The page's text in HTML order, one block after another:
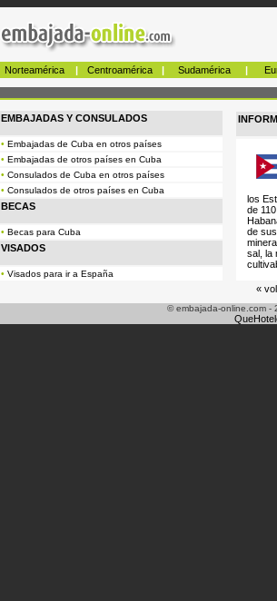
Norteamérica | Centroamérica | Sudamérica |
EMBAJADAS Y CONSULADOS
• Embajadas de Cuba en otros países
• Embajadas de otros países en Cuba
• Consulados de Cuba en otros países
• Consulados de otros países en Cuba
BECAS
• Becas para Cuba
VISADOS
• Visados para ir a España
los
de
de
sal, la
«
© embajada-online.com -